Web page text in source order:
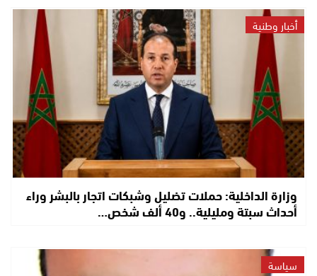
أخبار وطنية
وزارة الداخلية: حملات تضليل وشبكات اتجار بالبشر وراء
أحداث سبتة ومليلية.. و40 ألف شخص…
سياسة